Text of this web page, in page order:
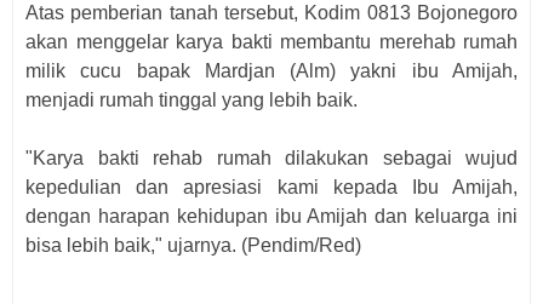
Atas pemberian tanah tersebut, Kodim 0813 Bojonegoro
akan menggelar karya bakti membantu merehab rumah
milik cucu bapak Mardjan (Alm) yakni ibu Amijah,
menjadi rumah tinggal yang lebih baik.
"Karya bakti rehab rumah dilakukan sebagai wujud
kepedulian dan apresiasi kami kepada Ibu Amijah,
dengan harapan kehidupan ibu Amijah dan keluarga ini
bisa lebih baik," ujarnya. (Pendim/Red)